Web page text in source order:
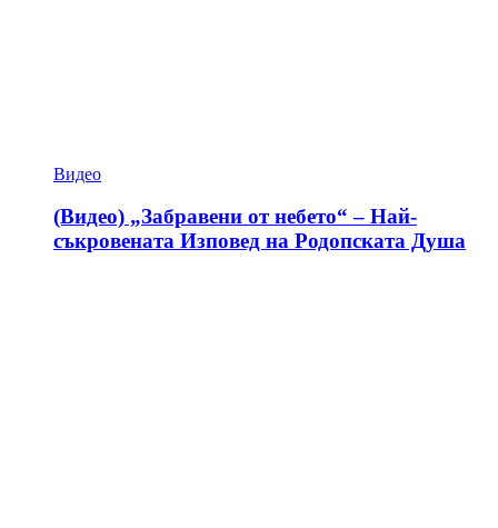
Видео
(Видео) „Забравени от небето“ – Най-
съкровената Изповед на Родопската Душа